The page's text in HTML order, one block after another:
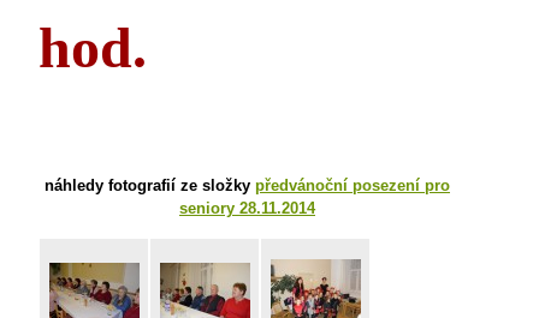
hod.
náhledy fotografií ze složky předvánoční posezení pro
seniory 28.11.2014